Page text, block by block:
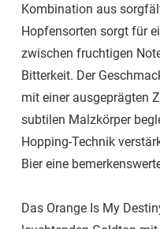
Kombination aus
Hopfensorten sorgt für
zwischen fruchtigen
Bitterkeit. Der
mit einer ausgeprägten
subtilen Malzkörper
Hopping-Technik
Bier eine
Das Orange Is My